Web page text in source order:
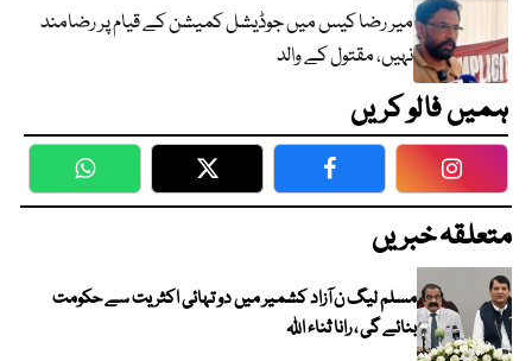
میر رضا کیس میں جوڈیشل کمیشن کے قیام پر رضامند
نہیں، مقتول کے والد
ہمیں فالو کریں
WhatsApp Twitter Facebook
متعلقہ خبریں
مسلم لیگ ن آزاد کشمیر میں دو تہائی اکثریت سے حکومت
بنائے گی ، رانا ثناء اللہ